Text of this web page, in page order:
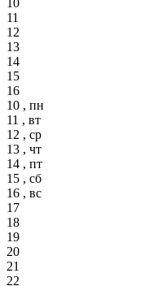
11
12
13
14
15
16
10 , пн
11 , вт
12 , ср
13 , чт
14 , пт
15 , сб
16 , вс
17
18
19
20
21
22